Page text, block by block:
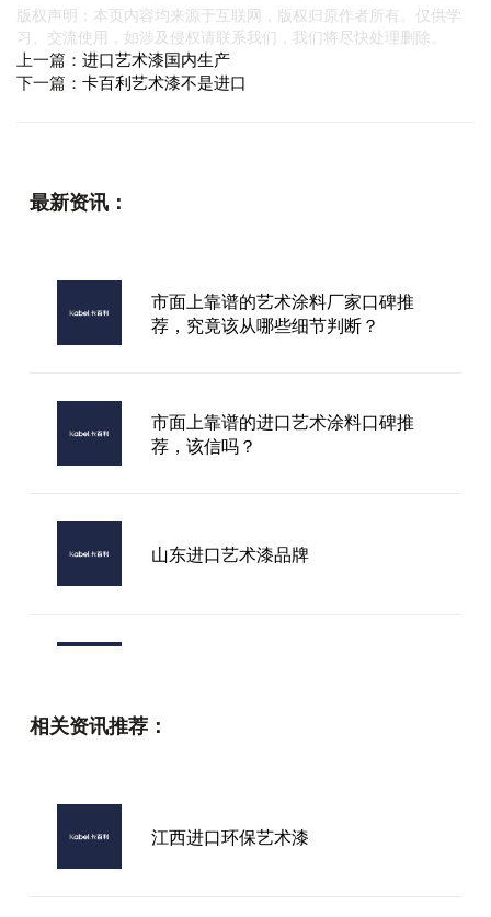
版权声明：本页内容均来源于互联网，版权归原作者所有。仅供学
习、交流使用，如涉及侵权请联系我们，我们将尽快处理删除。
上一篇： 进口艺术漆国内生产
下一篇： 卡百利艺术漆不是进口
最新资讯：
市面上靠谱的艺术涂料厂家口碑推
荐，究竟该从哪些细节判断？
市面上靠谱的进口艺术涂料口碑推
荐，该信吗？
山东进口艺术漆品牌
相关资讯推荐：
江西进口环保艺术漆